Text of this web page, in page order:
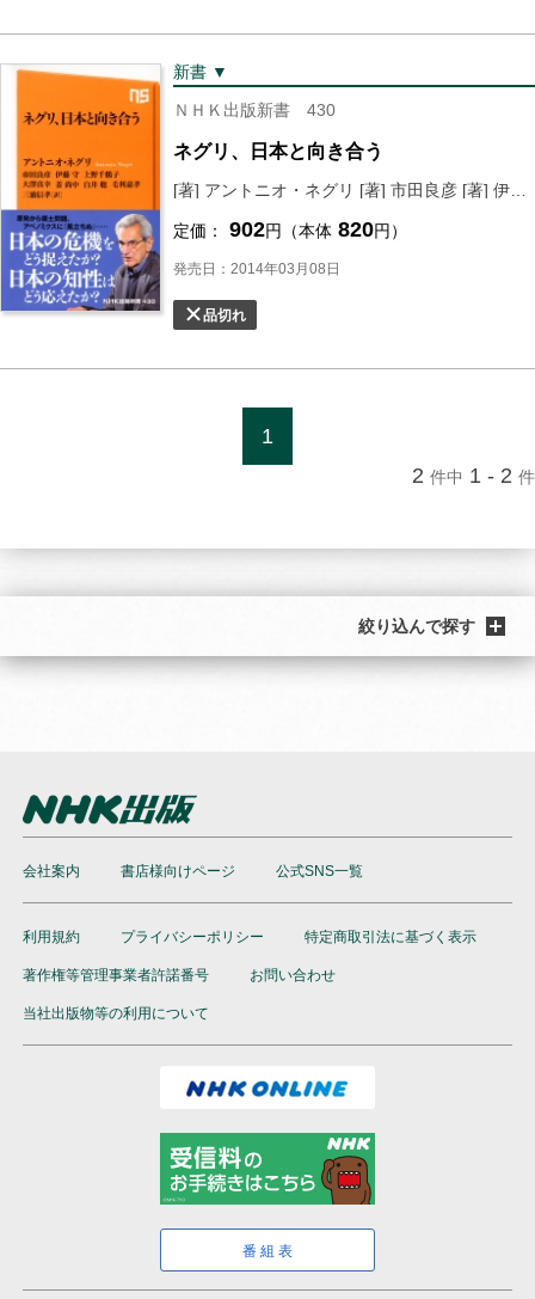
新書 ▼
ＮＨＫ出版新書 430
ネグリ、日本と向き合う
定価： 902円（本体 820円）
発売日：2014年03月08日
品切れ
1
2 件中 1 - 2 件
絞り込んで探す
会社案内 書店様向けページ 公式SNS一覧
利用規約 プライバシーポリシー 特定商取引法に基づく表示
著作権等管理事業者許諾番号 お問い合わせ
当社出版物等の利用について
番組表